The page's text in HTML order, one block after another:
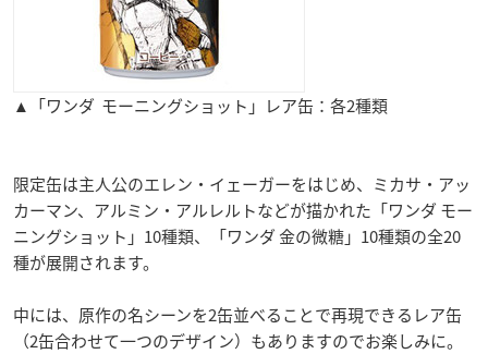
▲「ワンダ モーニングショット」レア缶：各2種類
限定缶は主人公のエレン・イェーガーをはじめ、ミカサ・アッ
カーマン、アルミン・アルレルトなどが描かれた「ワンダ モー
ニングショット」10種類、「ワンダ 金の微糖」10種類の全20
種が展開されます。
中には、原作の名シーンを2缶並べることで再現できるレア缶
（2缶合わせて一つのデザイン）もありますのでお楽しみに。